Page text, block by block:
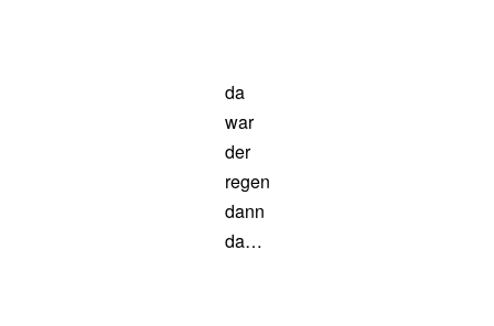
da
war
der
regen
dann
da…